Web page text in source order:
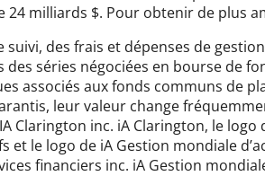
milliards $. Pour obtenir de plus
des frais et dépenses de
séries négociées en bourse de
associés aux fonds communs de
leur valeur change
Clarington inc. iA Clarington, le
et le logo de iA Gestion mondiale
financiers inc. iA Gestion